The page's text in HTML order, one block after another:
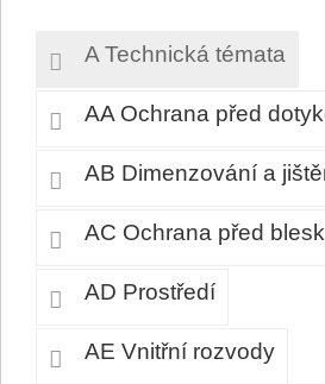
A Technická témata
AA Ochrana před
AB Dimenzování a
AC Ochrana před
AD Prostředí
AE Vnitřní rozvody